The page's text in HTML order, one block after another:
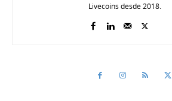
Livecoins desde 2018.